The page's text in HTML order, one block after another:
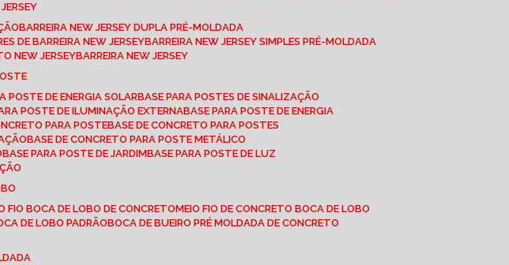
JERSEY
BARREIRA NEW JERSEY DUPLA PRÉ-MOLDADA
DE BARREIRA NEW JERSEY BARREIRA NEW JERSEY SIMPLES PRÉ-MOLDADA
NEW JERSEY BARREIRA NEW JERSEY
POSTE DE ENERGIA SOLAR BASE PARA POSTES DE SINALIZAÇÃO
POSTE DE ILUMINAÇÃO EXTERNA BASE PARA POSTE DE ENERGIA
PARA POSTE
BASE DE CONCRETO PARA POSTES
BASE DE CONCRETO PARA POSTE METÁLICO
BASE PARA POSTE DE JARDIM BASE PARA POSTE DE LUZ
FIO BOCA DE LOBO DE CONCRETO
MEIO FIO DE CONCRETO BOCA DE LOBO
DE LOBO PADRÃO
BOCA DE BUEIRO PRÉ MOLDADA DE CONCRETO